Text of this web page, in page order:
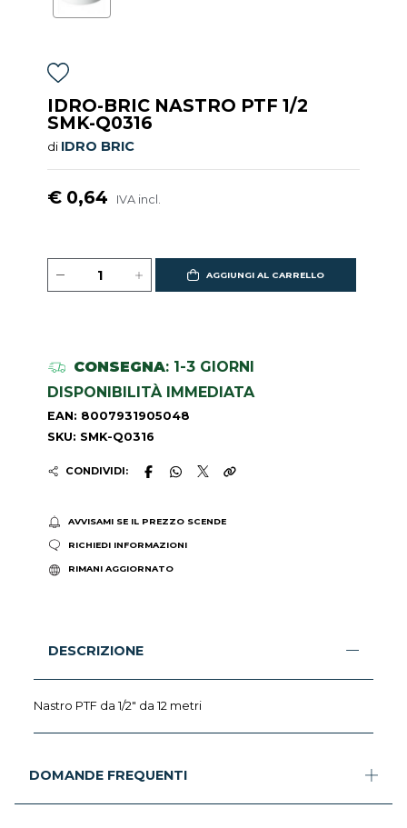
IDRO-BRIC NASTRO PTF 1/2
SMK-Q0316
di IDRO BRIC
€ 0,64 IVA incl.
AGGIUNGI AL CARRELLO
CONSEGNA: 1-3 GIORNI
DISPONIBILITÀ IMMEDIATA
EAN: 8007931905048
SKU: SMK-Q0316
CONDIVIDI:
AVVISAMI SE IL PREZZO SCENDE
RICHIEDI INFORMAZIONI
RIMANI AGGIORNATO
DESCRIZIONE
Nastro PTF da 1/2" da 12 metri
DOMANDE FREQUENTI